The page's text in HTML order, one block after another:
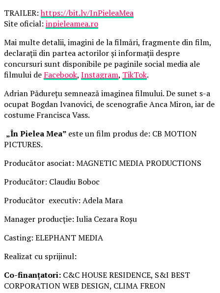
TRAILER:https://bit.ly/InPieleaMea
Site oficial: inpieleamea.ro
Mai multe detalii, imagini de la filmări, fragmente din film,
declarații din partea actorilor și informații despre
concursuri sunt disponibile pe paginile social media ale
filmului de Facebook, Instagram, TikTok.
Adrian Pădurețu semnează imaginea filmului. De sunet s-a
ocupat Bogdan Ivanovici, de scenografie Anca Miron, iar de
costume Francisca Vass.
„În Pielea Mea” este un film produs de: CB MOTION
PICTURES.
Producător asociat: MAGNETIC MEDIA PRODUCTIONS
Producător: Claudiu Boboc
Producător executiv: Adela Mara
Manager producție: Iulia Cezara Roșu
Casting: ELEPHANT MEDIA
Realizat cu sprijinul:
Co-finanțatori: C&C HOUSE RESIDENCE, S&I BEST
CORPORATION WEB DESIGN, CLIMA FREON